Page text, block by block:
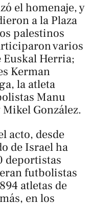
el homenaje, y
a la Plaza
palestinos
varios
Euskal Herria;
Kerman
la atleta
Manu
Mikel González.
acto, desde
de Israel ha
deportistas
futbolistas
atletas de
en los